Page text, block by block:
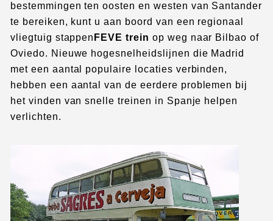
bestemmingen ten oosten en westen van Santander
te bereiken, kunt u aan boord van een regionaal
vliegtuig stappen FEVE trein op weg naar Bilbao of
Oviedo. Nieuwe hogesnelheidslijnen die Madrid
met een aantal populaire locaties verbinden,
hebben een aantal van de eerdere problemen bij
het vinden van snelle treinen in Spanje helpen
verlichten.